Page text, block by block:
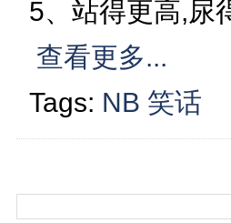
5、站得更高,尿
查看更多...
Tags: NB 笑话